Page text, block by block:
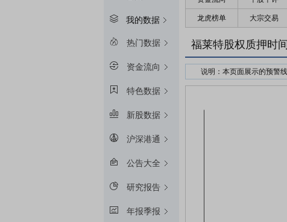
我的数据
热门数据
资金流向
特色数据
新股数据
沪深港通
公告大全
研究报告
年报季报
龙虎榜单 大宗交易
福莱特股权质押时
说明：本页面展示的预警
接受股权质押的金融机构
预警线算法：冻结起始日